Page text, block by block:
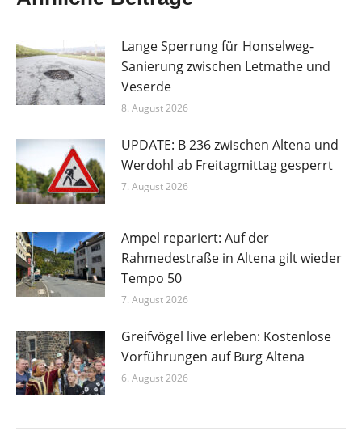
Lange Sperrung für Honselweg-
Sanierung zwischen Letmathe und
Veserde
8. August 2026
UPDATE: B 236 zwischen Altena und
Werdohl ab Freitagmittag gesperrt
7. August 2026
Ampel repariert: Auf der
Rahmedestraße in Altena gilt wieder
Tempo 50
7. August 2026
Greifvögel live erleben: Kostenlose
Vorführungen auf Burg Altena
6. August 2026